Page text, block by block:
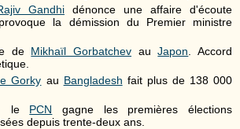
Gandhi dénonce une affaire d'écoute
la démission du Premier ministre
de Mikhaïl Gorbatchev auJapon . Accord
Gorky au Bangladesh fait plus de 138 000
le PCN gagne les premières élections
depuis trente-deux ans.